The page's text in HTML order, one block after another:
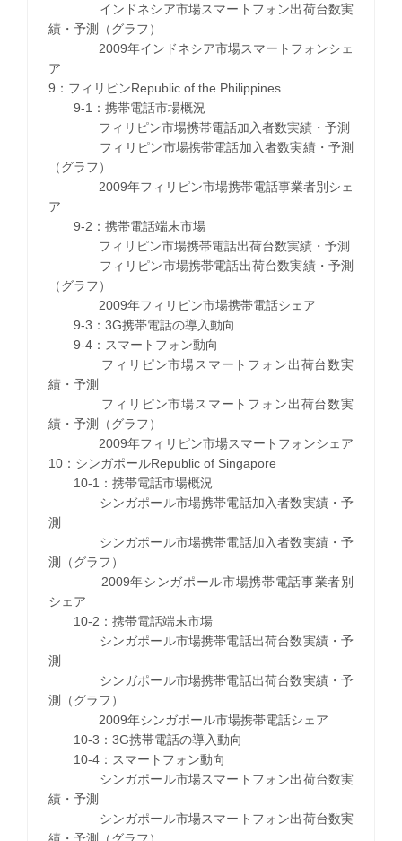
インドネシア市場スマートフォン出荷台数実
績・予測（グラフ）
2009年インドネシア市場スマートフォンシェ
ア
9：フィリピンRepublic of the Philippines
9-1：携帯電話市場概況
フィリピン市場携帯電話加入者数実績・予測
フィリピン市場携帯電話加入者数実績・予測
（グラフ）
2009年フィリピン市場携帯電話事業者別シェ
ア
9-2：携帯電話端末市場
フィリピン市場携帯電話出荷台数実績・予測
フィリピン市場携帯電話出荷台数実績・予測
（グラフ）
2009年フィリピン市場携帯電話シェア
9-3：3G携帯電話の導入動向
9-4：スマートフォン動向
フィリピン市場スマートフォン出荷台数実
績・予測
フィリピン市場スマートフォン出荷台数実
績・予測（グラフ）
2009年フィリピン市場スマートフォンシェア
10：シンガポールRepublic of Singapore
10-1：携帯電話市場概況
シンガポール市場携帯電話加入者数実績・予
測
シンガポール市場携帯電話加入者数実績・予
測（グラフ）
2009年シンガポール市場携帯電話事業者別
シェア
10-2：携帯電話端末市場
シンガポール市場携帯電話出荷台数実績・予
測
シンガポール市場携帯電話出荷台数実績・予
測（グラフ）
2009年シンガポール市場携帯電話シェア
10-3：3G携帯電話の導入動向
10-4：スマートフォン動向
シンガポール市場スマートフォン出荷台数実
績・予測
シンガポール市場スマートフォン出荷台数実
績・予測（グラフ）